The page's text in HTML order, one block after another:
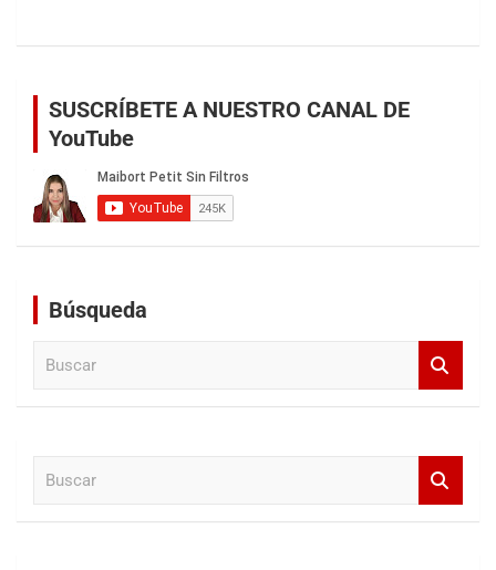
SUSCRÍBETE A NUESTRO CANAL DE
YouTube
Búsqueda